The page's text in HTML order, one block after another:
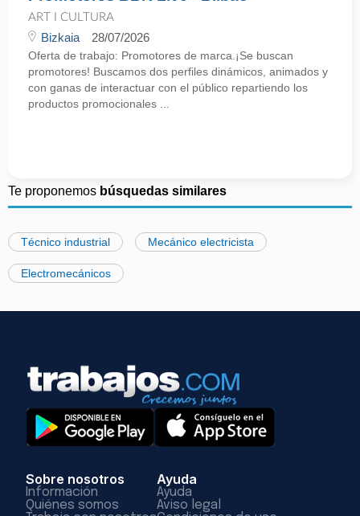
ART I CULTURA
Bizkaia 28/07/2026
Oferta de trabajo: Promotores de marca.¡Se buscan
promotores! Buscamos dos perfiles dinámicos, animados y
con ganas de interactuar con el público repartiendo los
productos promocionales ...
Te proponemos búsquedas similares
Técnico industrial Mecánico electricista
Electromecánicos
Sobre nosotros
Información
Quiénes somos
Ayuda
Ayuda
Aviso legal